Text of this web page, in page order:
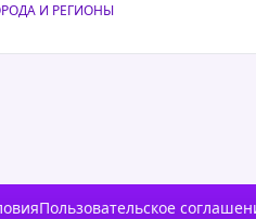
И РЕГИОНЫ
Пользовательское